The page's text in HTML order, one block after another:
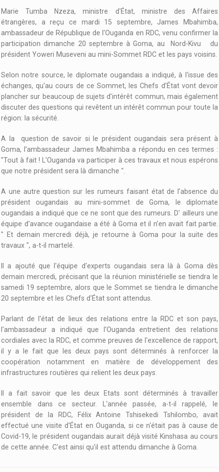
Marie Tumba Nzeza, ministre d'État, ministre des Affaires
étrangères, a reçu ce mardi 15 septembre, James Mbahimba,
ambassadeur de République de l'Ouganda en RDC, venu confirmer la
participation dimanche 20 septembre à Goma, au Nord-Kivu du
président Yoweri Museveni au mini-Sommet RDC et les pays voisins.
Selon notre source, le diplomate ougandais a indiqué, à l'issue des
échanges, qu'au cours de ce Sommet, les Chefs d'État vont devoir
plancher sur beaucoup de sujets d'intérêt commun, mais également
discuter des questions qui revêtent un intérêt commun pour toute la
région: la sécurité.
A la question de savoir si le président ougandais sera présent à
Goma, l'ambassadeur James Mbahimba a répondu en ces termes :
"Tout à fait ! L'Ouganda va participer à ces travaux et nous espérons
que notre président sera là dimanche ".
A une autre question sur les rumeurs faisant état de l'absence du
président ougandais au mini-sommet de Goma, le diplomate
ougandais a indiqué que ce ne sont que des rumeurs. D' ailleurs une
équipe d'avance ougandaise a été à Goma et il n'en avait fait partie.
" Et demain mercredi déjà, je retourne à Goma pour la suite des
travaux ", a-t-il martelé.
Il a ajouté que l'équipe d'experts ougandais sera là à Goma dès
demain mercredi, précisant que la réunion ministérielle se tiendra le
samedi 19 septembre, alors que le Sommet se tiendra le dimanche
20 septembre et les Chefs d'État sont attendus.
Parlant de l'état de lieux des relations entre la RDC et son pays,
l'ambassadeur a indiqué que l'Ouganda entretient des relations
cordiales avec la RDC, et comme preuves de l'excellence de rapport,
il y a le fait que les deux pays sont déterminés à renforcer la
coopération notamment en matière de développement des
infrastructures routières qui relient les deux pays.
Il a fait savoir que les deux Etats sont déterminés à travailler
ensemble dans ce secteur. L'année passée, a-t-il rappelé, le
président de la RDC, Félix Antoine Tshisekedi Tshilombo, avait
effectué une visite d'État en Ouganda, si ce n'était pas à cause de
Covid-19, le président ougandais aurait déjà visité Kinshasa au cours
de cette année. C'est ainsi qu'il est attendu dimanche à Goma.